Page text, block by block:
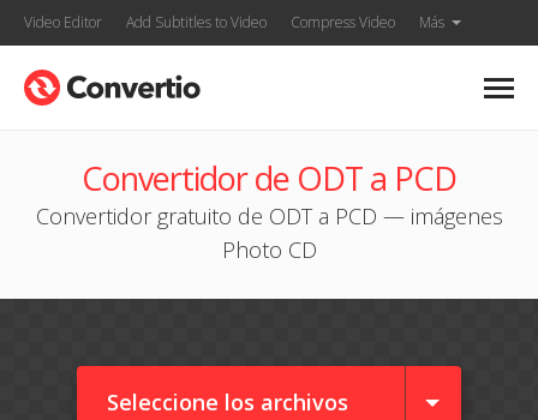
Video Editor Add Subtitles to Video Compress Video Más
Convertidor de ODT a PCD
Convertidor gratuito de ODT a PCD — imágenes
Photo CD
Seleccione los archivos